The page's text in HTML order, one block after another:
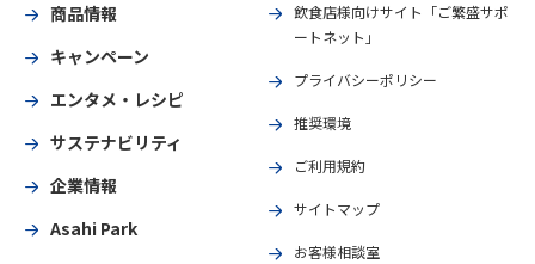
商品情報
キャンペーン
エンタメ・レシピ
サステナビリティ
企業情報
Asahi Park
飲食店様向けサイト「ご繁盛サポ
ートネット」
プライバシーポリシー
推奨環境
ご利用規約
サイトマップ
お客様相談室